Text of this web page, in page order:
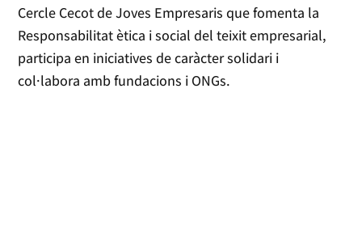
Cercle Cecot de Joves Empresaris que fomenta la
Responsabilitat ètica i social del teixit empresarial,
participa en iniciatives de caràcter solidari i
col·labora amb fundacions i ONGs.